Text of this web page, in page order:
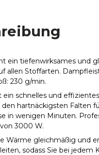
ein tiefenwirksames und
allen Stoffarten.
230 g/min.
ein schnelles und
den hartnäckigsten Falten
in wenigen Minuten.
3000 W.
Wärme gleichmäßig und
sodass Sie bei jedem